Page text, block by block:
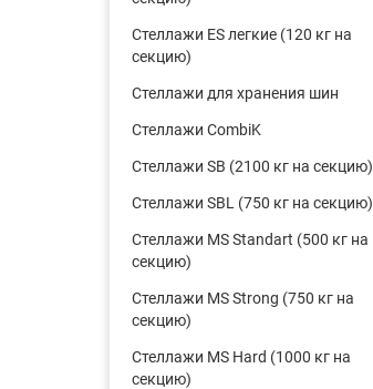
Стеллажи ES легкие (120 кг на
секцию)
Стеллажи для хранения шин
Стеллажи CombiK
Стеллажи SB (2100 кг на секцию)
Стеллажи SBL (750 кг на секцию)
Стеллажи MS Standart (500 кг на
секцию)
Стеллажи MS Strong (750 кг на
секцию)
Стеллажи MS Hard (1000 кг на
секцию)